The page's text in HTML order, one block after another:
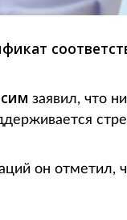
заявил, что
он отметил,